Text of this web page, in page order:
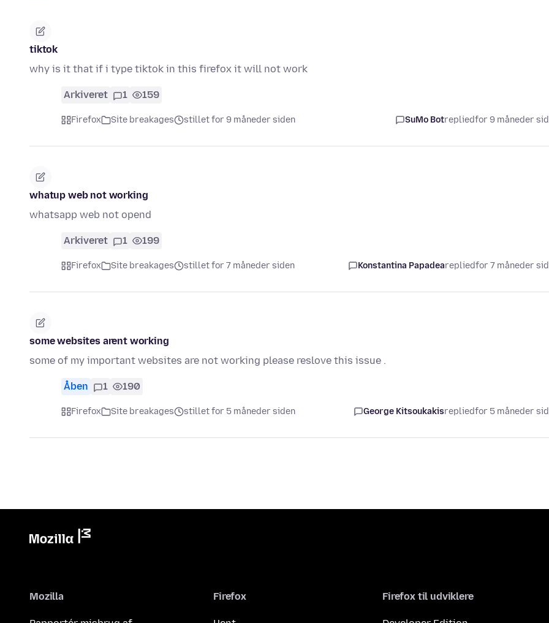
tiktok
why is it that if i type tiktok in this firefox it will not work
Arkiveret 1 159
Firefox Site breakages stillet for 9 måneder siden SuMo Botrepliedfor 9 måneder
whatup web not working
whatsapp web not opend
Arkiveret 1 199
Firefox Site breakages stillet for 7 måneder siden Konstantina Papadearepliedfor 7 måneder
some websites arent working
some of my important websites are not working please reslove this issue .
Åben 1 190
Firefox Site breakages stillet for 5 måneder siden George Kitsoukakisrepliedfor 5 måneder
Mozilla Firefox Firefox til udviklere